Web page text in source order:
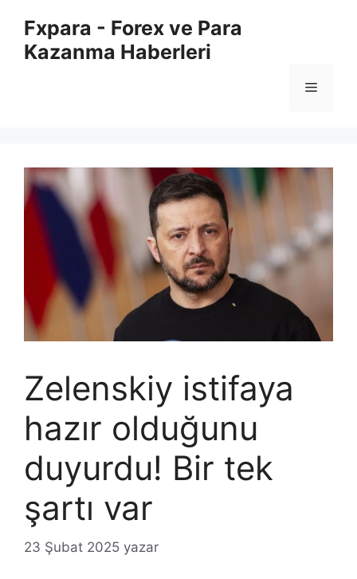
Fxpara - Forex ve Para
Kazanma Haberleri
Menü
Zelenskiy istifaya
hazır olduğunu
duyurdu! Bir tek
şartı var
23 Şubat 2025 yazar